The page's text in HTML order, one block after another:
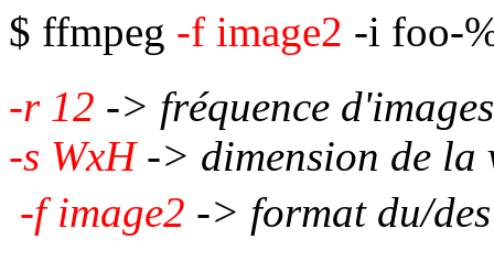
$ ffmpeg -f image2 -i foo-
-r 12 -> fréquence
-s WxH -> dimension de la
-f image2 -> format du/